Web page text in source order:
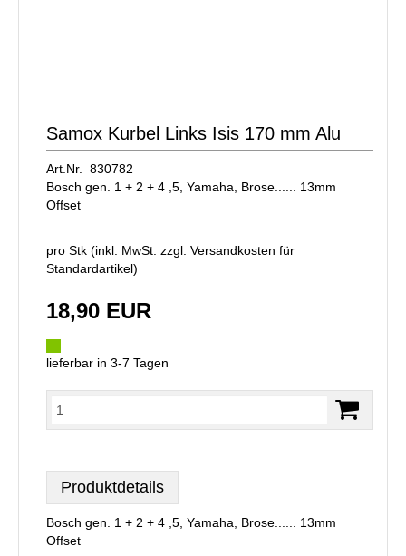
Samox Kurbel Links Isis 170 mm Alu
Art.Nr. 830782
Bosch gen. 1 + 2 + 4 ,5, Yamaha, Brose...... 13mm
Offset
pro Stk (inkl. MwSt. zzgl. Versandkosten für
Standardartikel)
18,90 EUR
lieferbar in 3-7 Tagen
Produktdetails
Bosch gen. 1 + 2 + 4 ,5, Yamaha, Brose...... 13mm
Offset